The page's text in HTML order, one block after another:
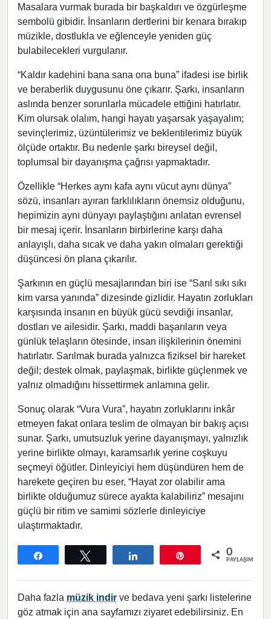
Masalara vurmak burada bir başkaldırı ve özgürleşme
sembolü gibidir. İnsanların dertlerini bir kenara bırakıp
müzikle, dostlukla ve eğlenceyle yeniden güç
bulabilecekleri vurgulanır.
“Kaldır kadehini bana sana ona buna” ifadesi ise birlik
ve beraberlik duygusunu öne çıkarır. Şarkı, insanların
aslında benzer sorunlarla mücadele ettiğini hatırlatır.
Kim olursak olalım, hangi hayatı yaşarsak yaşayalım;
sevinçlerimiz, üzüntülerimiz ve beklentilerimiz büyük
ölçüde ortaktır. Bu nedenle şarkı bireysel değil,
toplumsal bir dayanışma çağrısı yapmaktadır.
Özellikle “Herkes aynı kafa aynı vücut aynı dünya”
sözü, insanları ayıran farklılıkların önemsiz olduğunu,
hepimizin aynı dünyayı paylaştığını anlatan evrensel
bir mesaj içerir. İnsanların birbirlerine karşı daha
anlayışlı, daha sıcak ve daha yakın olmaları gerektiği
düşüncesi ön plana çıkarılır.
Şarkının en güçlü mesajlarından biri ise “Sarıl sıkı sıkı
kim varsa yanında” dizesinde gizlidir. Hayatın zorlukları
karşısında insanın en büyük gücü sevdiği insanlar,
dostları ve ailesidir. Şarkı, maddi başarıların veya
günlük telaşların ötesinde, insan ilişkilerinin önemini
hatırlatır. Sarılmak burada yalnızca fiziksel bir hareket
değil; destek olmak, paylaşmak, birlikte güçlenmek ve
yalnız olmadığını hissettirmek anlamına gelir.
Sonuç olarak “Vura Vura”, hayatın zorluklarını inkâr
etmeyen fakat onlara teslim de olmayan bir bakış açısı
sunar. Şarkı, umutsuzluk yerine dayanışmayı, yalnızlık
yerine birlikte olmayı, karamsarlık yerine coşkuyu
seçmeyi öğütler. Dinleyiciyi hem düşündüren hem de
harekete geçiren bu eser, “Hayat zor olabilir ama
birlikte olduğumuz sürece ayakta kalabiliriz” mesajını
güçlü bir ritim ve samimi sözlerle dinleyiciye
ulaştırmaktadır.
0
PAYLAŞIMLAR
Daha fazla müzik indir ve bedava yeni şarkı listelerine
göz atmak için ana sayfamızı ziyaret edebilirsiniz. En